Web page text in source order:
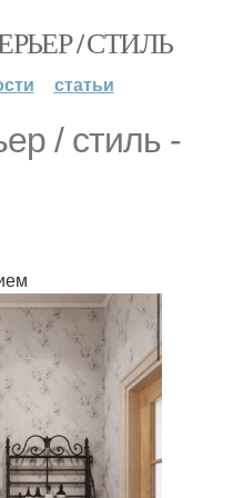
/ СТИЛЬ
статьи
/ стиль -